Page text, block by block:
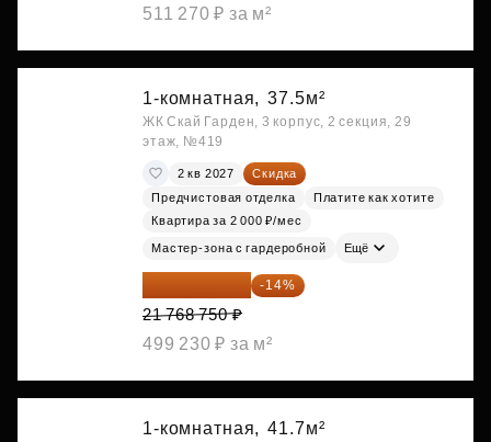
511 270 ₽ за м²
1-комнатная, 37.5м²
ЖК Скай Гарден, 3 корпус, 2 секция, 29
этаж, №419
2 кв 2027
Скидка
Предчистовая отделка
Платите как хотите
Квартира за 2 000 ₽/мес
Мастер-зона с гардеробной Ещё
18 721 125 ₽ -14%
21 768 750 ₽
499 230 ₽ за м²
1-комнатная, 41.7м²